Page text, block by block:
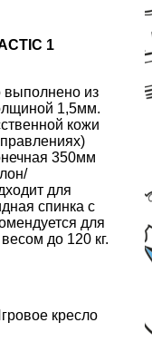
1
выполнено из
1,5мм.
кожи
350мм
для
спинка с
для
до 120 кг.
кресло